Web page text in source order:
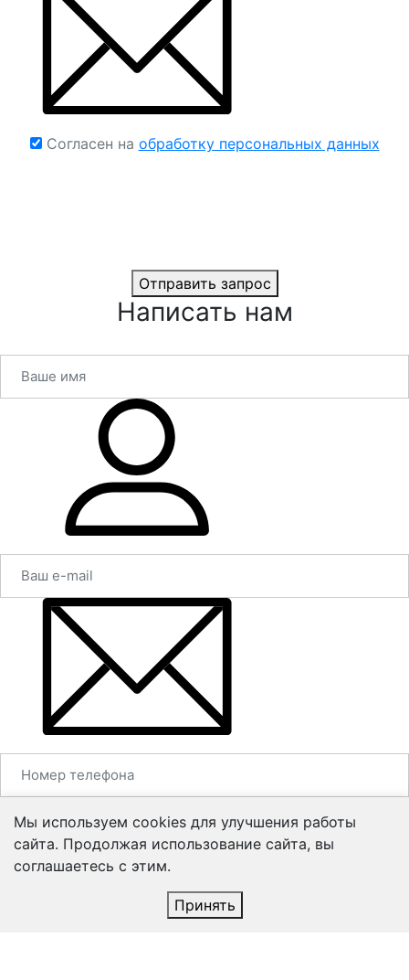
Мы используем cookies для улучшения работы
сайта. Продолжая использование сайта, вы
соглашаетесь с этим.
Принять
Согласен на обработку персональных данных
Отправить запрос
Написать нам